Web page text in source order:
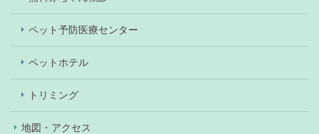
ペット予防医療センター
ペットホテル
トリミング
地図・アクセス